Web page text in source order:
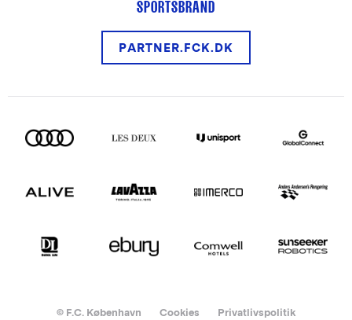
SPORTSBRAND
PARTNER.FCK.DK
© F.C. København Cookies Privatlivspolitik